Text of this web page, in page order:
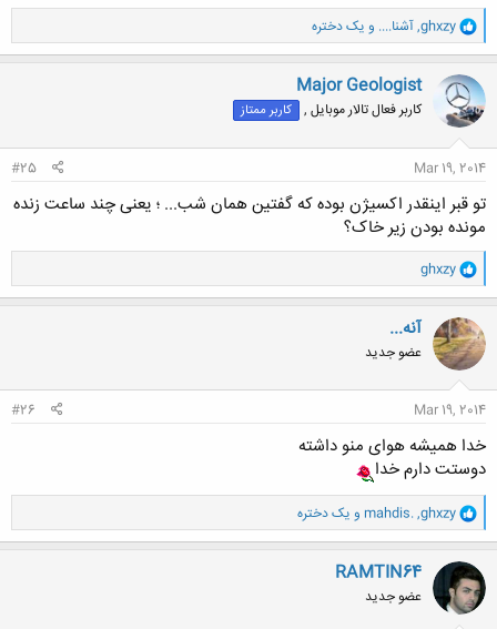
و
ا
ک
ن
ش
ه
ا
ghxzy
,آشنا.... و یک دختره
Major Geologist
کاربر فعال تالار موبایل , کاربر ممتاز
Mar 19, 2014
#25
تو قبر اینقدر اکسیژن بوده که گفتین همان شب... ؛ یعنی چند ساعت زنده
مونده بودن زیر خاک؟
و
ا
ک
ن
ش
ه
ا
ghxzy
آنه...
عضو جدید
Mar 19, 2014
#26
خدا همیشه هوای منو داشته
دوستت دارم خدا
و
ا
ک
ن
ش
ه
ا
ghxzy
,
mahdis. و یک دختره
RAMTIN64
عضو جدید